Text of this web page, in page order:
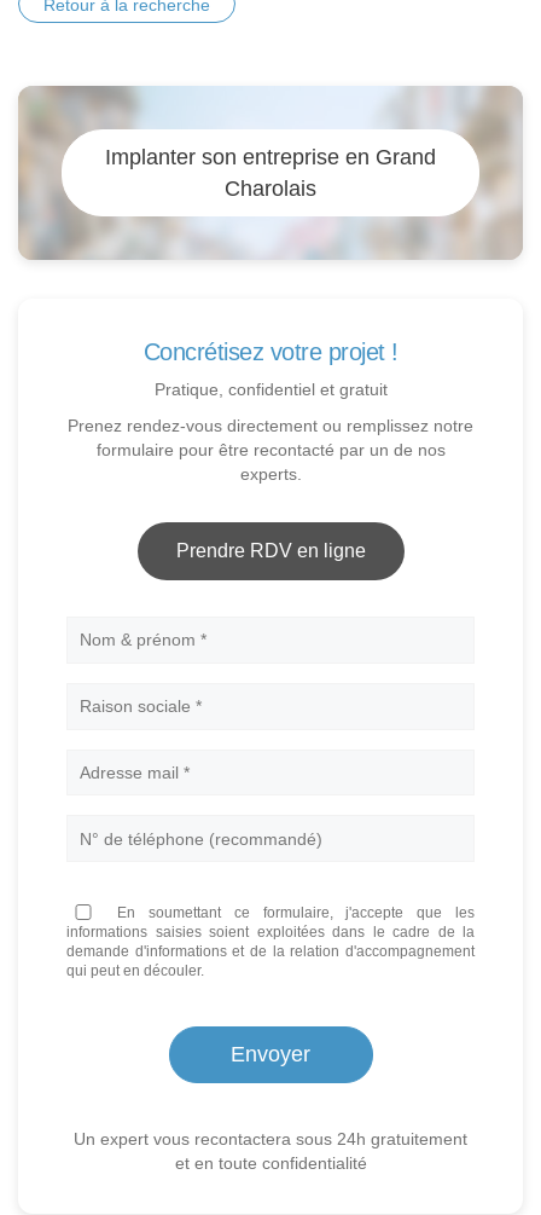
Retour à la recherche
Implanter son entreprise en Grand
Charolais
Concrétisez votre projet !
Pratique, confidentiel et gratuit
Prenez rendez-vous directement ou remplissez notre
formulaire pour être recontacté par un de nos
experts.
Prendre RDV en ligne
Nom
En soumettant ce formulaire, j'accepte que les
informations saisies soient exploitées dans le cadre de la
demande d'informations et de la relation d'accompagnement
qui peut en découler.
Un expert vous recontactera sous 24h gratuitement
et en toute confidentialité